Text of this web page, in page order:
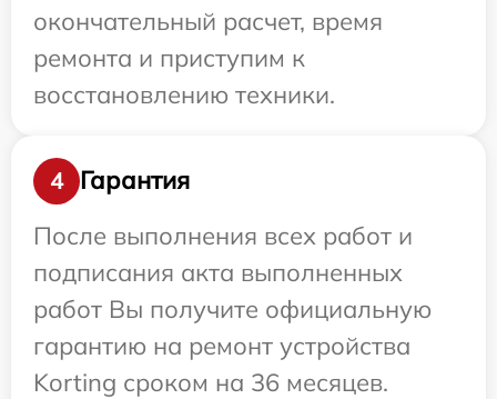
окончательный расчет, время
ремонта и приступим к
восстановлению техники.
4
Гарантия
После выполнения всех работ и
подписания акта выполненных
работ Вы получите официальную
гарантию на ремонт устройства
Korting сроком на 36 месяцев.